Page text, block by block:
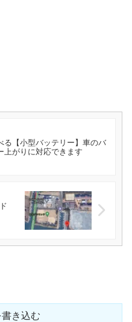
る【小型バッテリー】車のバ
上がりに対応できます
き込む